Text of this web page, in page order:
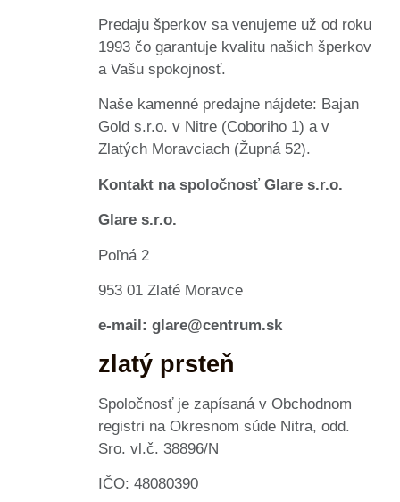
Predaju šperkov sa venujeme už od roku
1993 čo garantuje kvalitu našich šperkov
a Vašu spokojnosť.
Naše kamenné predajne nájdete: Bajan
Gold s.r.o. v Nitre (Coboriho 1) a v
Zlatých Moravciach (Župná 52).
Kontakt na spoločnosť Glare s.r.o.
Glare s.r.o.
Poľná 2
953 01 Zlaté Moravce
e-mail: glare@centrum.sk
zlatý prsteň
Spoločnosť je zapísaná v Obchodnom
registri na Okresnom súde Nitra, odd.
Sro. vl.č. 38896/N
IČO: 48080390